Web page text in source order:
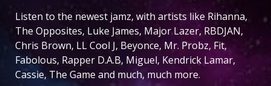
Listen to the newest jamz, with artists like Rihanna,
The Opposites, Luke James, Major Lazer, RBDJAN,
Chris Brown, LL Cool J, Beyonce, Mr. Probz, Fit,
Fabolous, Rapper D.A.B, Miguel, Kendrick Lamar,
Cassie, The Game and much, much more.